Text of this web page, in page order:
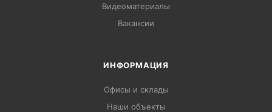
Видеоматериалы
Вакансии
ИНФОРМАЦИЯ
Офисы и склады
Наши объекты